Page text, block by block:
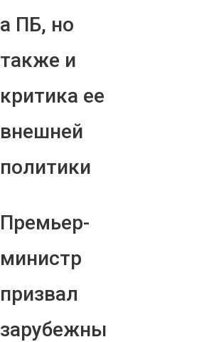
а ПБ, но
также и
критика ее
внешней
политики
Премьер-
министр
призвал
зарубежны